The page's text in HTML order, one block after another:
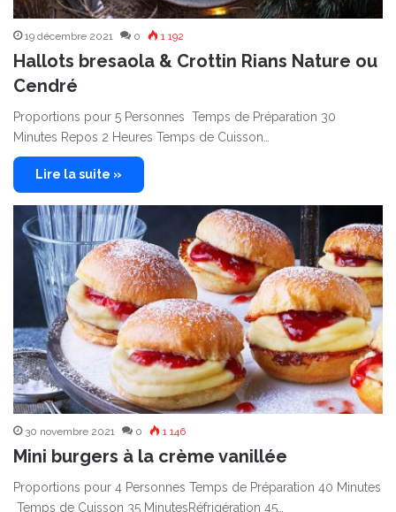
19 décembre 2021 0 1 192
Hallots bresaola & Crottin Rians Nature ou
Cendré
Proportions pour 5 Personnes Temps de Préparation 30
Minutes Repos 2 Heures Temps de Cuisson…
Lire la suite »
30 novembre 2021 0 1 146
Mini burgers à la crème vanillée
Proportions pour 4 Personnes Temps de Préparation 40 Minutes
Temps de Cuisson 35 MinutesRéfrigération 45…